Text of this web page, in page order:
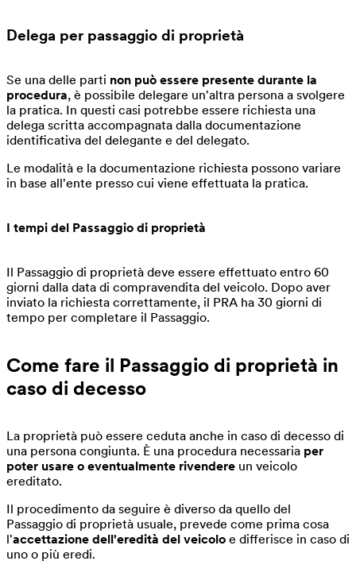
Delega per passaggio di proprietà
Se una delle parti non può essere presente durante la
procedura, è possibile delegare un'altra persona a svolgere
la pratica. In questi casi potrebbe essere richiesta una
delega scritta accompagnata dalla documentazione
identificativa del delegante e del delegato.
Le modalità e la documentazione richiesta possono variare
in base all'ente presso cui viene effettuata la pratica.
I tempi del Passaggio di proprietà
Il Passaggio di proprietà deve essere effettuato entro 60
giorni dalla data di compravendita del veicolo. Dopo aver
inviato la richiesta correttamente, il PRA ha 30 giorni di
tempo per completare il Passaggio.
Come fare il Passaggio di proprietà in
caso di decesso
La proprietà può essere ceduta anche in caso di decesso di
una persona congiunta. È una procedura necessaria per
poter usare o eventualmente rivendere un veicolo
ereditato.
Il procedimento da seguire è diverso da quello del
Passaggio di proprietà usuale, prevede come prima cosa
l'accettazione dell'eredità del veicolo e differisce in caso di
uno o più eredi.